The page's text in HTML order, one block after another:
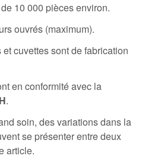
10 000 pièces environ.
ouvrés (maximum).
cuvettes sont de fabrication
en conformité avec la
.
soin, des variations dans la
se présenter entre deux
article.